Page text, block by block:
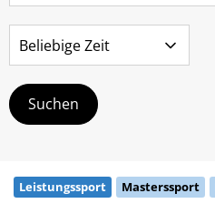
Leistungssport Masterssport
Schwimmen lernen
Sportentwicklung
Service
Lizenzwesen
Zentrale Hinweisstelle
Anti-Doping
Recht auf sicheren Schwimmsport
Abteilungen
Freiwasserschwimmen